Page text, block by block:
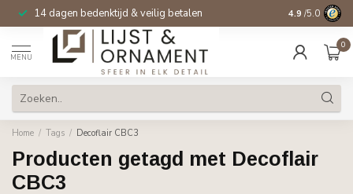
14 dagen bedenktijd & veilig betalen 4.9 /5.0
MENU
0
Home / Tags / Decoflair CBC3
Producten getagd met Decoflair
CBC3